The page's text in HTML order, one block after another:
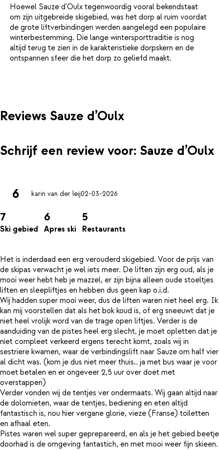
Hoewel Sauze d'Oulx tegenwoordig vooral bekendstaat
om zijn uitgebreide skigebied, was het dorp al ruim voordat
de grote liftverbindingen werden aangelegd een populaire
winterbestemming. Die lange wintersporttraditie is nog
altijd terug te zien in de karakteristieke dorpskern en de
ontspannen sfeer die het dorp zo geliefd maakt.
Reviews Sauze d’Oulx
Schrijf een review voor: Sauze d’Oulx
6 karin van der leij02-03-2026
7
Ski gebied
6
Apres ski
5
Restaurants
Het is inderdaad een erg verouderd skigebied. Voor de prijs van
de skipas verwacht je wel iets meer. De liften zijn erg oud, als je
mooi weer hebt heb je mazzel, er zijn bijna alleen oude stoeltjes
liften en sleepliftjes en hebben dus geen kap o.i.d.
Wij hadden super mooi weer, dus de liften waren niet heel erg. Ik
kan mij voorstellen dat als het bok koud is, of erg sneeuwt dat je
niet heel vrolijk word van de trage open liftjes. Verder is de
aanduiding van de pistes heel erg slecht, je moet opletten dat je
niet compleet verkeerd ergens terecht komt, zoals wij in
sestriere kwamen, waar de verbindingslift naar Sauze om half vier
al dicht was. (kom je dus niet meer thuis.. ja met bus waar je voor
moet betalen en er ongeveer 2,5 uur over doet met
overstappen)
Verder vonden wij de tentjes ver ondermaats. Wij gaan altijd naar
de dolomieten, waar de tentjes, bediening en eten altijd
fantastisch is, nou hier vergane glorie, vieze (Franse) toiletten
en afhaal eten.
Pistes waren wel super geprepareerd, en als je het gebied beetje
doorhad is de omgeving fantastich, en met mooi weer fijn skieen.